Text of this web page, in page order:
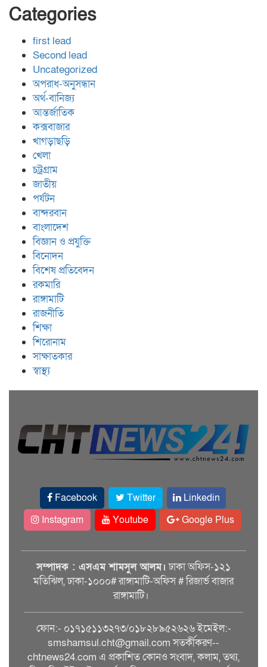
Categories
first lead
Second lead
Uncategorized
অপরাধ-অনুসন্ধান
অর্থ-বানিজ্য
আন্তর্জাতিক
কক্সবাজার
খাগড়াছড়ি
খেলা
চট্রগ্রাম
জাতীয়
পর্যটন
বান্দরবান
বাংলাদেশ
বিজ্ঞান ও প্রযুক্তি
বিনোদন
বিশেষ প্রতিবেদন
রকমারি
রাঙ্গামাটি
রাজনীতি
শিক্ষা
শিরোনাম
সাক্ষাতকার
স্বাস্থ্য
Facebook Twitter
Linkedin
Instagram
Youtube Google Plus
সম্পাদক : এসএম শামসুল আলম। ঢাকা অফিস-১২১
মতিঝিল, ঢাকা-১০০০# রাঙ্গামাটি-অফিস # রিজার্ভ বাজার
রাঙ্গামাটি।
ফোন:- ০১৭১৫১১৩২৭৩/০১৮২৮৯৫২৬২৬ ইমেইল:-
smshamsul.cht@gmail.com সতর্কীকরণ--
chtnews24.com এ প্রকাশিত কোনও সংবাদ, কলাম, তথ্য,